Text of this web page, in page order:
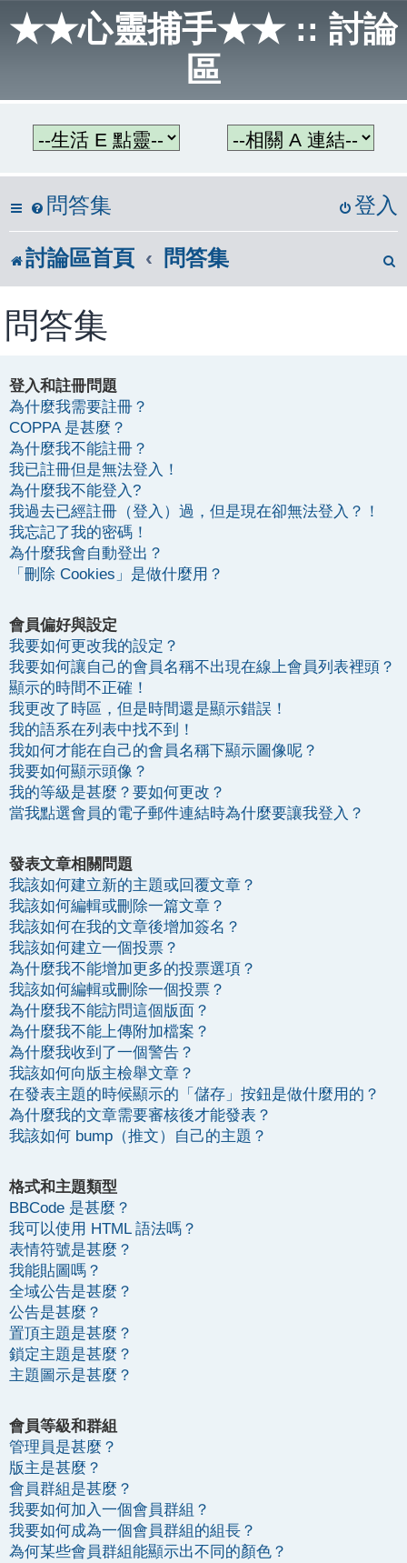
★★心靈捕手★★ :: 討論
區
問答集 登入
討論區首頁 問答集
問答集
登入和註冊問題
為什麼我需要註冊？
COPPA 是甚麼？
為什麼我不能註冊？
我已註冊但是無法登入！
為什麼我不能登入?
我過去已經註冊（登入）過，但是現在卻無法登入？！
我忘記了我的密碼！
為什麼我會自動登出？
「刪除 Cookies」是做什麼用？
會員偏好與設定
我要如何更改我的設定？
我要如何讓自己的會員名稱不出現在線上會員列表裡頭？
顯示的時間不正確！
我更改了時區，但是時間還是顯示錯誤！
我的語系在列表中找不到！
我如何才能在自己的會員名稱下顯示圖像呢？
我要如何顯示頭像？
我的等級是甚麼？要如何更改？
當我點選會員的電子郵件連結時為什麼要讓我登入？
發表文章相關問題
我該如何建立新的主題或回覆文章？
我該如何編輯或刪除一篇文章？
我該如何在我的文章後增加簽名？
我該如何建立一個投票？
為什麼我不能增加更多的投票選項？
我該如何編輯或刪除一個投票？
為什麼我不能訪問這個版面？
為什麼我不能上傳附加檔案？
為什麼我收到了一個警告？
我該如何向版主檢舉文章？
在發表主題的時候顯示的「儲存」按鈕是做什麼用的？
為什麼我的文章需要審核後才能發表？
我該如何 bump（推文）自己的主題？
格式和主題類型
BBCode 是甚麼？
我可以使用 HTML 語法嗎？
表情符號是甚麼？
我能貼圖嗎？
全域公告是甚麼？
公告是甚麼？
置頂主題是甚麼？
鎖定主題是甚麼？
主題圖示是甚麼？
會員等級和群組
管理員是甚麼？
版主是甚麼？
會員群組是甚麼？
我要如何加入一個會員群組？
我要如何成為一個會員群組的組長？
為何某些會員群組能顯示出不同的顏色？